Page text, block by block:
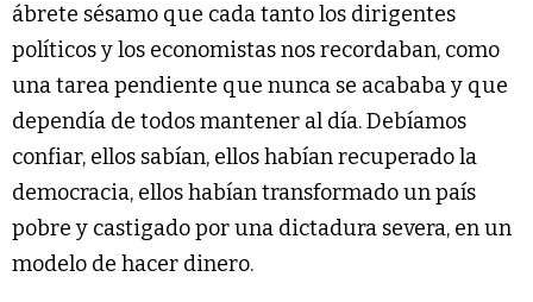
ábrete sésamo que cada tanto los dirigentes
políticos y los economistas nos recordaban, como
una tarea pendiente que nunca se acababa y que
dependía de todos mantener al día. Debíamos
confiar, ellos sabían, ellos habían recuperado la
democracia, ellos habían transformado un país
pobre y castigado por una dictadura severa, en un
modelo de hacer dinero.